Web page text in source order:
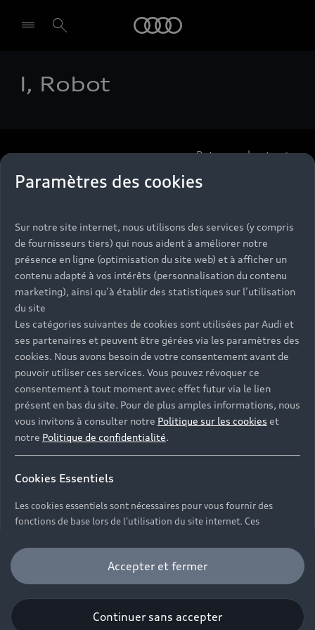
Select dealer
I, Robot
Retour en haut
Tous les modèles
Recherche de véhicules neufs
Véhicules d'occasion disponibles
Demander un essai
Contactez-nous
Modèles
Électrique
Hybride rechargeable
Sport
Achat et location
Voir nos véhicules disponibles
Offres du moment
Votre Audi
Entretenir et réparer mon Audi
Action de Service EA 189
Cotrans Assistance
Univers Audi
Notre vision
Audi Sport
Carrières
Gérer vos cookies
Politique de confidentialité
Certains des équipements et options présentés sur les
visuels peuvent ne pas être disponibles à la Réunion.
Pour plus d’informations, contactez votre concession
Paramètres des cookies
Sur notre site internet, nous utilisons des services (y compris
de fournisseurs tiers) qui nous aident à améliorer notre
présence en ligne (optimisation du site web) et à afficher un
contenu adapté à vos intérêts (personnalisation du contenu
marketing), ainsi qu’à établir des statistiques sur l’utilisation
du site
Les catégories suivantes de cookies sont utilisées par Audi et
ses partenaires et peuvent être gérées via les paramètres des
cookies. Nous avons besoin de votre consentement avant de
pouvoir utiliser ces services. Vous pouvez révoquer ce
consentement à tout moment avec effet futur via le lien
présent en bas du site. Pour de plus amples informations, nous
vous invitons à consulter notre Politique sur les cookies et
notre Politique de confidentialité.
Accepter et fermer
Continuer sans accepter
Cookies Essentiels
Les cookies essentiels sont nécessaires pour vous fournir des
fonctions de base lors de l'utilisation du site internet. Ces
Cookies fonctionnels
Les cookies fonctionnels nous permettent de collecter
et de stocker les paramètres de l'utilisateur (par